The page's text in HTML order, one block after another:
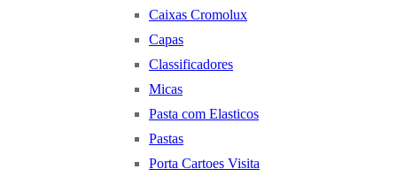
Caixas Cromolux
Capas
Classificadores
Micas
Pasta com Elasticos
Pastas
Porta Cartoes Visita